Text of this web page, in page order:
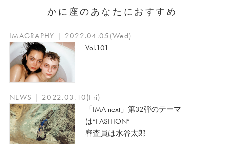
かに座のあなたにおすすめ
IMAGRAPHY | 2022.04.05(Wed)
Vol.101
NEWS | 2022.03.10(Fri)
「IMA next」第32弾のテーマ
は“FASHION”
審査員は水谷太郎